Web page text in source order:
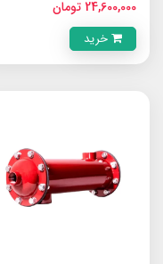
24,600,000 تومان
خرید